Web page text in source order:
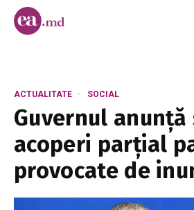
ACTUALITATE SOCIAL
Guvernul
acoperi parțial
provocate de